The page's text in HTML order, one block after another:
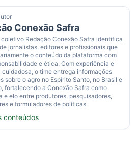
Conexão Safra
Redação Conexão Safra identifica
jornalistas, editores e profissionais que
o conteúdo da plataforma com
e ética. Com experiência e
cuidadosa, o time entrega informações
sobre o agro no Espírito Santo, no Brasil e
fortalecendo a Conexão Safra como
e elo entre produtores, pesquisadores,
e formuladores de políticas.
conteúdos